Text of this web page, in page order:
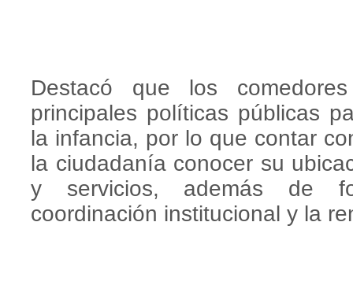
Destacó que los
principales políticas públicas
la infancia, por lo que contar
la ciudadanía conocer su
y servicios, además de
coordinación institucional y la